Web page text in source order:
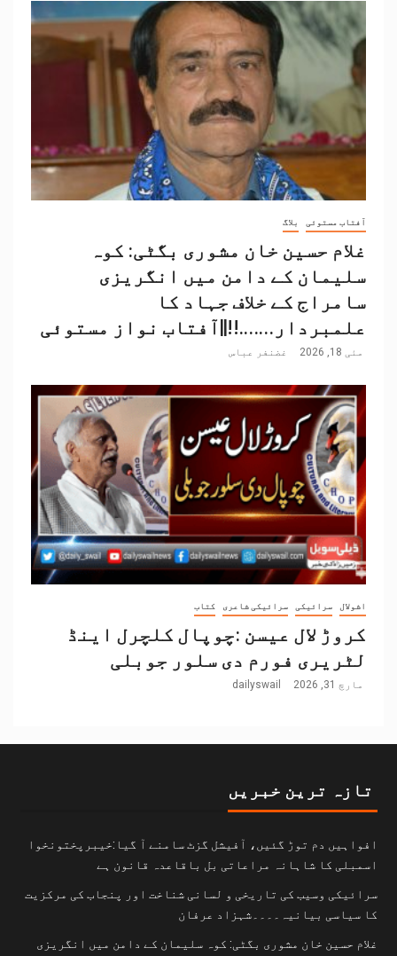
آفتاب مستوئی بلاگ
غلام حسین خان مشوری بگٹی: کوہ
سلیمان کے دامن میں انگریزی
سامراج کے خلاف جہاد کا
علمبردار…….!!||آفتاب نواز مستوئی
مئی 18, 2026 غضنفر عباس
اشولال سرائیکی سرائیکی شاعری کتاب
کروڑ لال عیسن :چوپال کلچرل اینڈ
لٹریری فورم دی سلور جوبلی
مارچ 31, 2026 dailyswail
تازہ ترین خبریں
افواہیں دم توڑ گئیں، آفیشل گزٹ سامنے آ گیا:خیبرپختونخوا
اسمبلی کا شاہانہ مراعاتی بل باقاعدہ قانون ہے
سرائیکی وسیب کی تاریخی و لسانی شناخت اور پنجاب کی مرکزیت
کا سیاسی بیانیہ۔۔۔۔شہزاد عرفان
غلام حسین خان مشوری بگٹی: کوہ سلیمان کے دامن میں انگریزی